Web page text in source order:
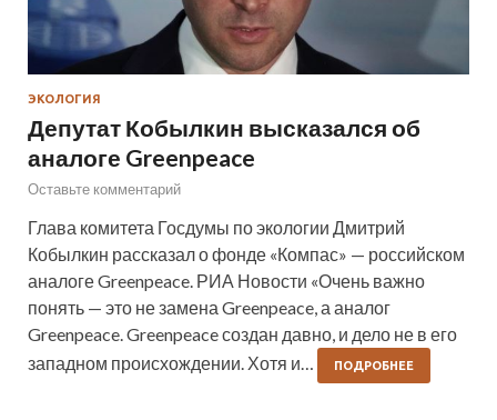
ЭКОЛОГИЯ
Депутат Кобылкин высказался об
аналоге Greenpeace
Оставьте комментарий
Глава комитета Госдумы по экологии Дмитрий
Кобылкин рассказал о фонде «Компас» — российском
аналоге Greenpeace. РИА Новости «Очень важно
понять — это не замена Greenpeace, а аналог
Greenpeace. Greenpeace создан давно, и дело не в его
западном происхождении. Хотя и…
ПОДРОБНЕЕ